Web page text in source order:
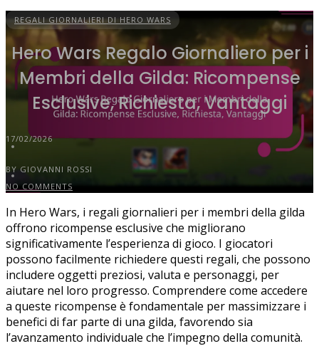
REGALI GIORNALIERI DI HERO WARS
Hero Wars Regalo Giornaliero per i
Membri della Gilda: Ricompense
Esclusive, Richiesta, Vantaggi
17/02/2026
BY GIOVANNI ROSSI
NO COMMENTS
In Hero Wars, i regali giornalieri per i membri della gilda
offrono ricompense esclusive che migliorano
significativamente l’esperienza di gioco. I giocatori
possono facilmente richiedere questi regali, che possono
includere oggetti preziosi, valuta e personaggi, per
aiutare nel loro progresso. Comprendere come accedere
a queste ricompense è fondamentale per massimizzare i
benefici di far parte di una gilda, favorendo sia
l’avanzamento individuale che l’impegno della comunità.